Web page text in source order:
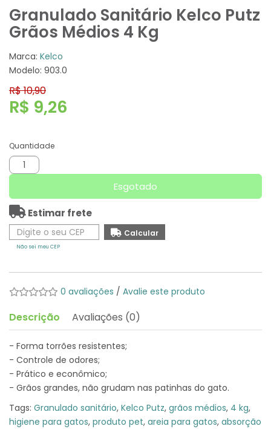
Granulado Sanitário Kelco Putz
Grãos Médios 4 Kg
Marca: Kelco
Modelo: 903.0
R$ 10,90
R$ 9,26
Quantidade
Esgotado
Estimar frete
Não sei meu CEP
0 avaliações / Avalie este produto
Descrição Avaliações (0)
- Forma torrões resistentes;
- Controle de odores;
- Prático e econômico;
- Grãos grandes, não grudam nas patinhas do gato.
Tags: Granulado sanitário, Kelco Putz, grãos médios, 4 kg,
higiene para gatos, produto pet, areia para gatos, absorção